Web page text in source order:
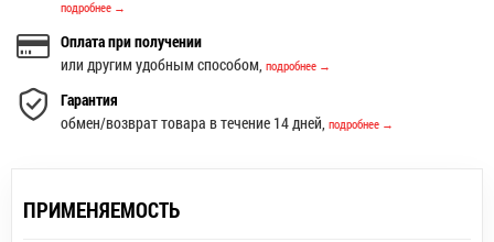
подробнее →
Оплата при получении
или другим удобным способом, подробнее →
Гарантия
обмен/возврат товара в течение 14 дней, подробнее →
ПРИМЕНЯЕМОСТЬ